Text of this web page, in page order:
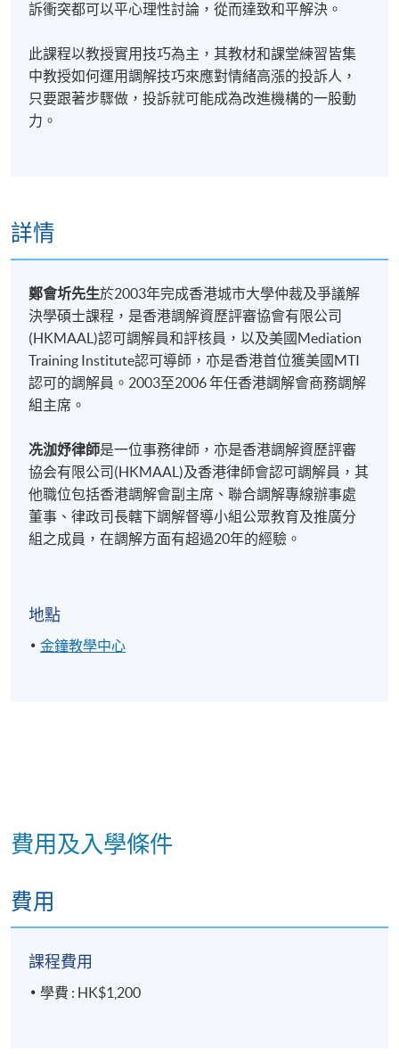
訴衝突都可以平心理性討論，從而達致和平解決。
此課程以教授實用技巧為主，其教材和課堂練習皆集
中教授如何運用調解技巧來應對情緒高漲的投訴人，
只要跟著步驟做，投訴就可能成為改進機構的一股動
力。
詳情
鄭會圻先生於2003年完成香港城市大學仲裁及爭議解
決學碩士課程，是香港調解資歷評審協會有限公司
(HKMAAL)認可調解員和評核員，以及美國Mediation
Training Institute認可導師，亦是香港首位獲美國MTI
認可的調解員。2003至2006年任香港調解會商務調解
組主席。
冼泇妤律師是一位事務律師，亦是香港調解資歷評審
協会有限公司(HKMAAL)及香港律師會認可調解員，其
他職位包括香港調解會副主席、聯合調解專線辦事處
董事、律政司長轄下調解督導小組公眾教育及推廣分
組之成員，在調解方面有超過20年的經驗。
地點
金鐘教學中心
費用及入學條件
費用
課程費用
學費 : HK$1,200